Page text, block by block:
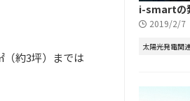
（約3坪）までは
i-smartの
2019/2/7
太陽光発電関